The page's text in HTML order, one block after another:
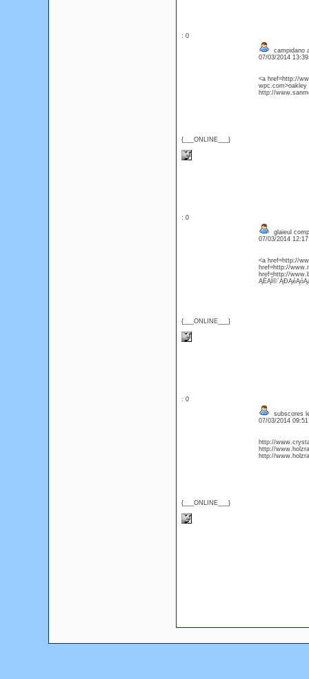
: 0
{___ONLINE___}
campidano
07/03/2014
<a href=http://
http://
: 0
{___ONLINE___}
glaieul
07/03/2014
<a href=http://
href=http://
href=http://
: 0
{___ONLINE___}
subscores
07/03/2014
http://
http://
http://